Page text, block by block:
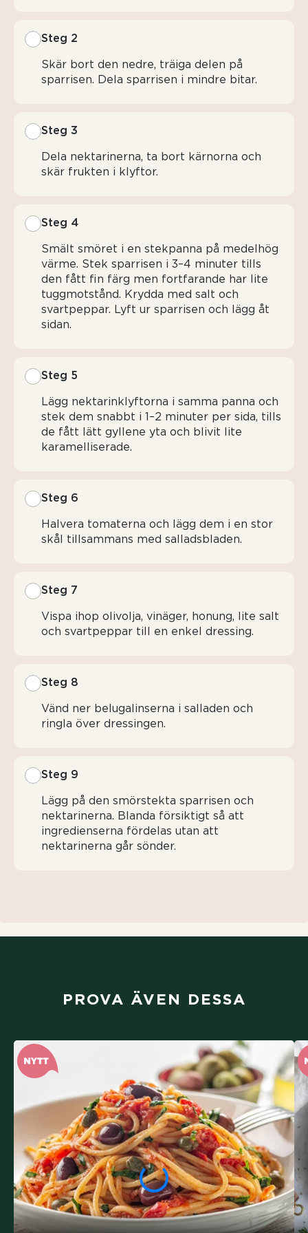
Steg 2
Skär bort den nedre, träiga delen på
sparrisen. Dela sparrisen i mindre bitar.
Steg 3
Dela nektarinerna, ta bort kärnorna och
skär frukten i klyftor.
Steg 4
Smält smöret i en stekpanna på medelhög
värme. Stek sparrisen i 3–4 minuter tills
den fått fin färg men fortfarande har lite
tuggmotstånd. Krydda med salt och
svartpeppar. Lyft ur sparrisen och lägg åt
sidan.
Steg 5
Lägg nektarinklyftorna i samma panna och
stek dem snabbt i 1–2 minuter per sida, tills
de fått lätt gyllene yta och blivit lite
karamelliserade.
Steg 6
Halvera tomaterna och lägg dem i en stor
skål tillsammans med salladsbladen.
Steg 7
Vispa ihop olivolja, vinäger, honung, lite salt
och svartpeppar till en enkel dressing.
Steg 8
Vänd ner belugalinserna i salladen och
ringla över dressingen.
Steg 9
Lägg på den smörstekta sparrisen och
nektarinerna. Blanda försiktigt så att
ingredienserna fördelas utan att
nektarinerna går sönder.
PROVA ÄVEN DESSA